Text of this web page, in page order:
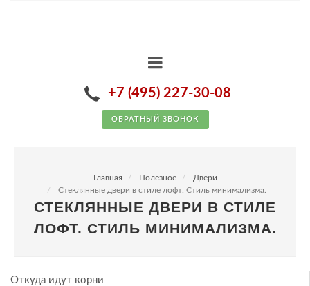
+7 (495) 227-30-08
ОБРАТНЫЙ ЗВОНОК
Главная Полезное
Двери
Стеклянные двери в стиле лофт. Стиль минимализма.
СТЕКЛЯННЫЕ ДВЕРИ В СТИЛЕ
ЛОФТ. СТИЛЬ МИНИМАЛИЗМА.
Откуда идут корни